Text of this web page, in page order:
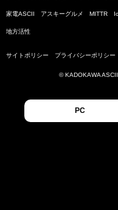
家電ASCII アスキーグルメ MITTR
地方活性
サイトポリシー プライバシーポリシー
© KADOKAWA
PC